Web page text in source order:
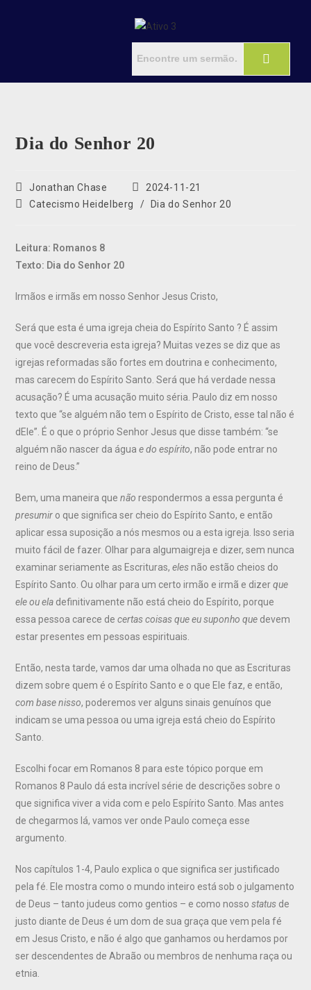
Dia do Senhor 20
Jonathan Chase
2024-11-21
Catecismo Heidelberg
/ Dia do Senhor 20
Leitura: Romanos 8
Texto: Dia do Senhor 20
Irmãos e irmãs em nosso Senhor Jesus Cristo,
Será que esta é uma igreja cheia do Espírito Santo ? É assim
que você descreveria esta igreja? Muitas vezes se diz que as
igrejas reformadas são fortes em doutrina e conhecimento,
mas carecem do Espírito Santo. Será que há verdade nessa
acusação? É uma acusação muito séria. Paulo diz em nosso
texto que “se alguém não tem o Espírito de Cristo, esse tal não é
dEle”. É o que o próprio Senhor Jesus que disse também: “se
alguém não nascer da águae do espírito, não pode entrar no
reino de Deus.”
Bem, uma maneira quenão respondermos a essa pergunta é
presumir o que significa ser cheio do Espírito Santo, e então
aplicar essa suposição a nós mesmos ou a esta igreja. Isso seria
muito fácil de fazer. Olhar para algumaigreja e dizer, sem nunca
examinar seriamente as Escrituras,elesnão estão cheios do
Espírito Santo. Ou olhar para um certo irmão e irmã e dizerque
ele ou ela definitivamente não está cheio do Espírito, porque
essa pessoa carece decertas coisas que eu suponho que devem
estar presentes em pessoas espirituais.
Então, nesta tarde, vamos dar uma olhada no que as Escrituras
dizem sobre quem é o Espírito Santo e o que Ele faz, e então,
com base nisso, poderemos ver alguns sinais genuínos que
indicam se uma pessoa ou uma igreja está cheio do Espírito
Santo.
Escolhi focar em Romanos 8 para este tópico porque em
Romanos 8 Paulo dá esta incrível série de descrições sobre o
que significa viver a vida com e pelo Espírito Santo. Mas antes
de chegarmos lá, vamos ver onde Paulo começa esse
argumento.
Nos capítulos 1-4, Paulo explica o que significa ser justificado
pela fé. Ele mostra como o mundo inteiro está sob o julgamento
de Deus – tanto judeus como gentios – e como nossostatus de
justo diante de Deus é um dom de sua graça que vem pela fé
em Jesus Cristo, e não é algo que ganhamos ou herdamos por
ser descendentes de Abraão ou membros de nenhuma raça ou
etnia.